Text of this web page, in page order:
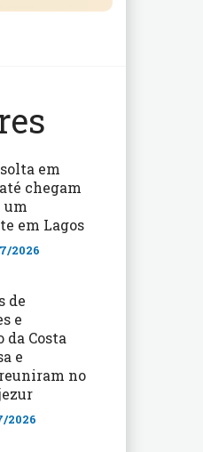
em
chegam
um
em Lagos
2026
de
e
da Costa
e
no
2026